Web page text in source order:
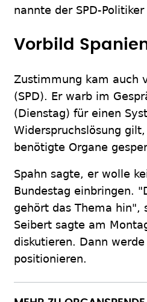
nannte der SPD-
Vorbild
Zustimmung kam auch
(SPD). Er warb im
(Dienstag) für einen
Widerspruchslösung
benötigte Organe
Spahn sagte, er wolle
Bundestag einbringen.
gehört das Thema hin",
Seibert sagte am
diskutieren. Dann
positionieren.